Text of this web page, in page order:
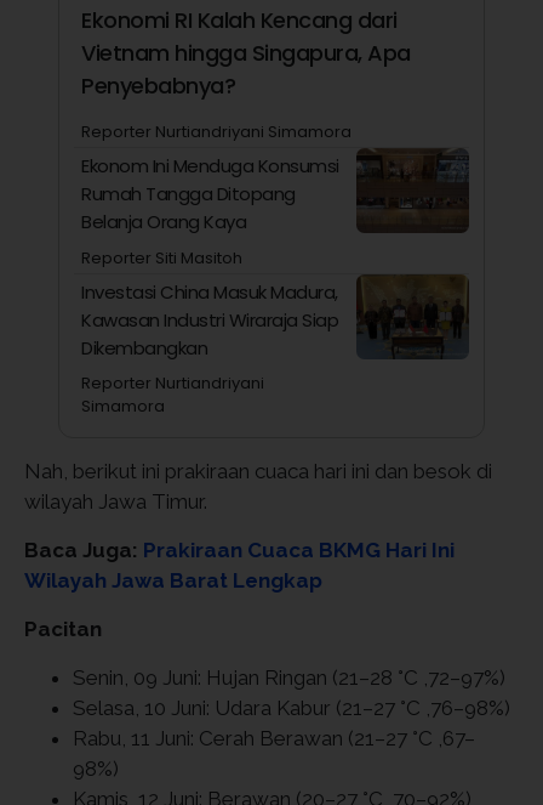
Ekonomi RI Kalah Kencang dari
Vietnam hingga Singapura, Apa
Penyebabnya?
Reporter Nurtiandriyani Simamora
Ekonom Ini Menduga Konsumsi
Rumah Tangga Ditopang
Belanja Orang Kaya
Reporter Siti Masitoh
Investasi China Masuk Madura,
Kawasan Industri Wiraraja Siap
Dikembangkan
Reporter Nurtiandriyani
Simamora
Nah, berikut ini prakiraan cuaca hari ini dan besok di
wilayah Jawa Timur.
Baca Juga: Prakiraan Cuaca BKMG Hari Ini
Wilayah Jawa Barat Lengkap
Pacitan
Senin, 09 Juni: Hujan Ringan (21–28 °C ,72–97%)
Selasa, 10 Juni: Udara Kabur (21–27 °C ,76–98%)
Rabu, 11 Juni: Cerah Berawan (21–27 °C ,67–
98%)
Kamis, 12 Juni: Berawan (20–27 °C ,70–92%)